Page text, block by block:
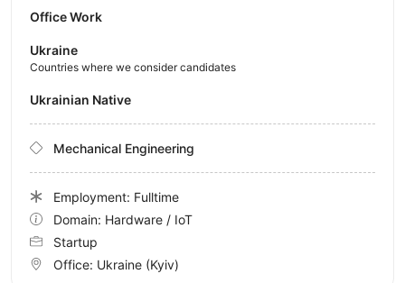
Office Work
Ukraine
Countries where we consider candidates
Ukrainian Native
Mechanical Engineering
Employment: Fulltime
Domain: Hardware / IoT
Startup
Office: Ukraine (Kyiv)